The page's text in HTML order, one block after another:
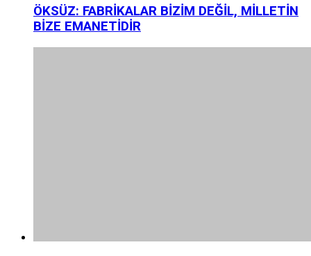
ÖKSÜZ: FABRİKALAR BİZİM DEĞİL, MİLLETİN
BİZE EMANETİDİR